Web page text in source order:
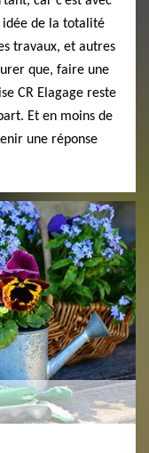
idée de la totalité
travaux, et autres
que, faire une
CR Elagage reste
Et en moins de
une réponse